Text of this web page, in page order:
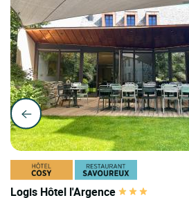
Logis Hôtel l'Argence